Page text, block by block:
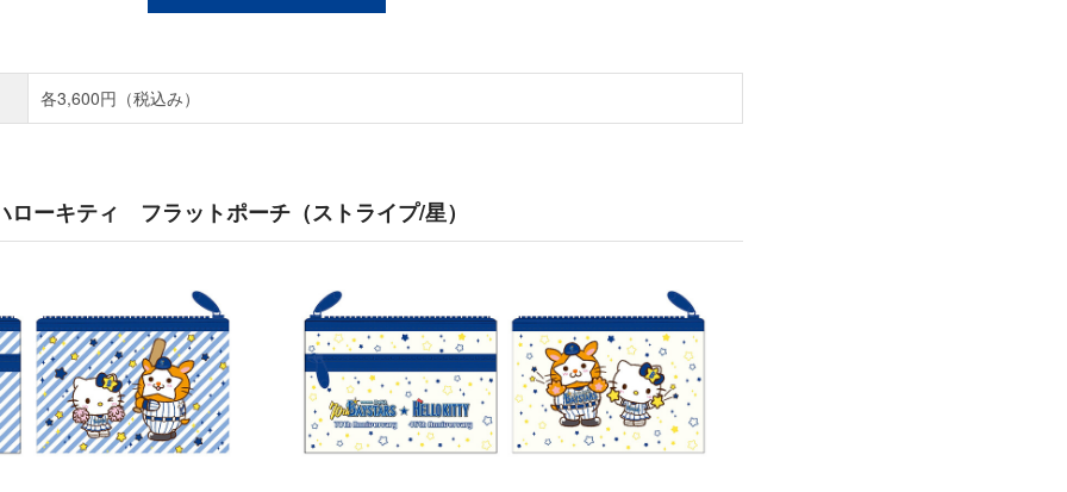
各3,600円（税込み）
ローキティ フラットポーチ（ストライプ/星）